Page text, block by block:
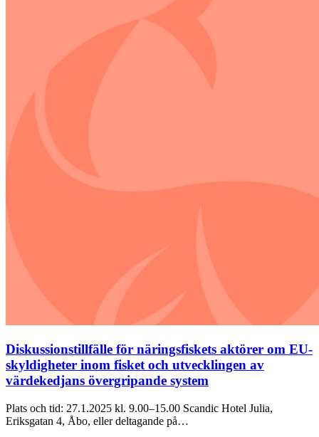
Diskussionstillfälle för näringsfiskets aktörer om EU-
skyldigheter inom fisket och utvecklingen av
värdekedjans övergripande system
Plats och tid: 27.1.2025 kl. 9.00–15.00 Scandic Hotel Julia,
Eriksgatan 4, Åbo, eller deltagande på…